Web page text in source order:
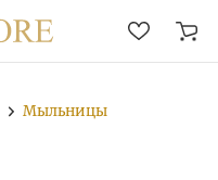
Мыльницы